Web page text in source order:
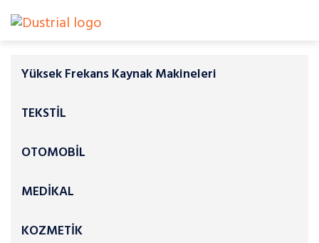
Yüksek Frekans Kaynak Makineleri
TEKSTİL
OTOMOBİL
MEDİKAL
KOZMETİK